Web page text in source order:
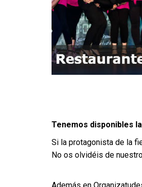
Tenemos disponibles
Si la protagonista de la
No os olvidéis de